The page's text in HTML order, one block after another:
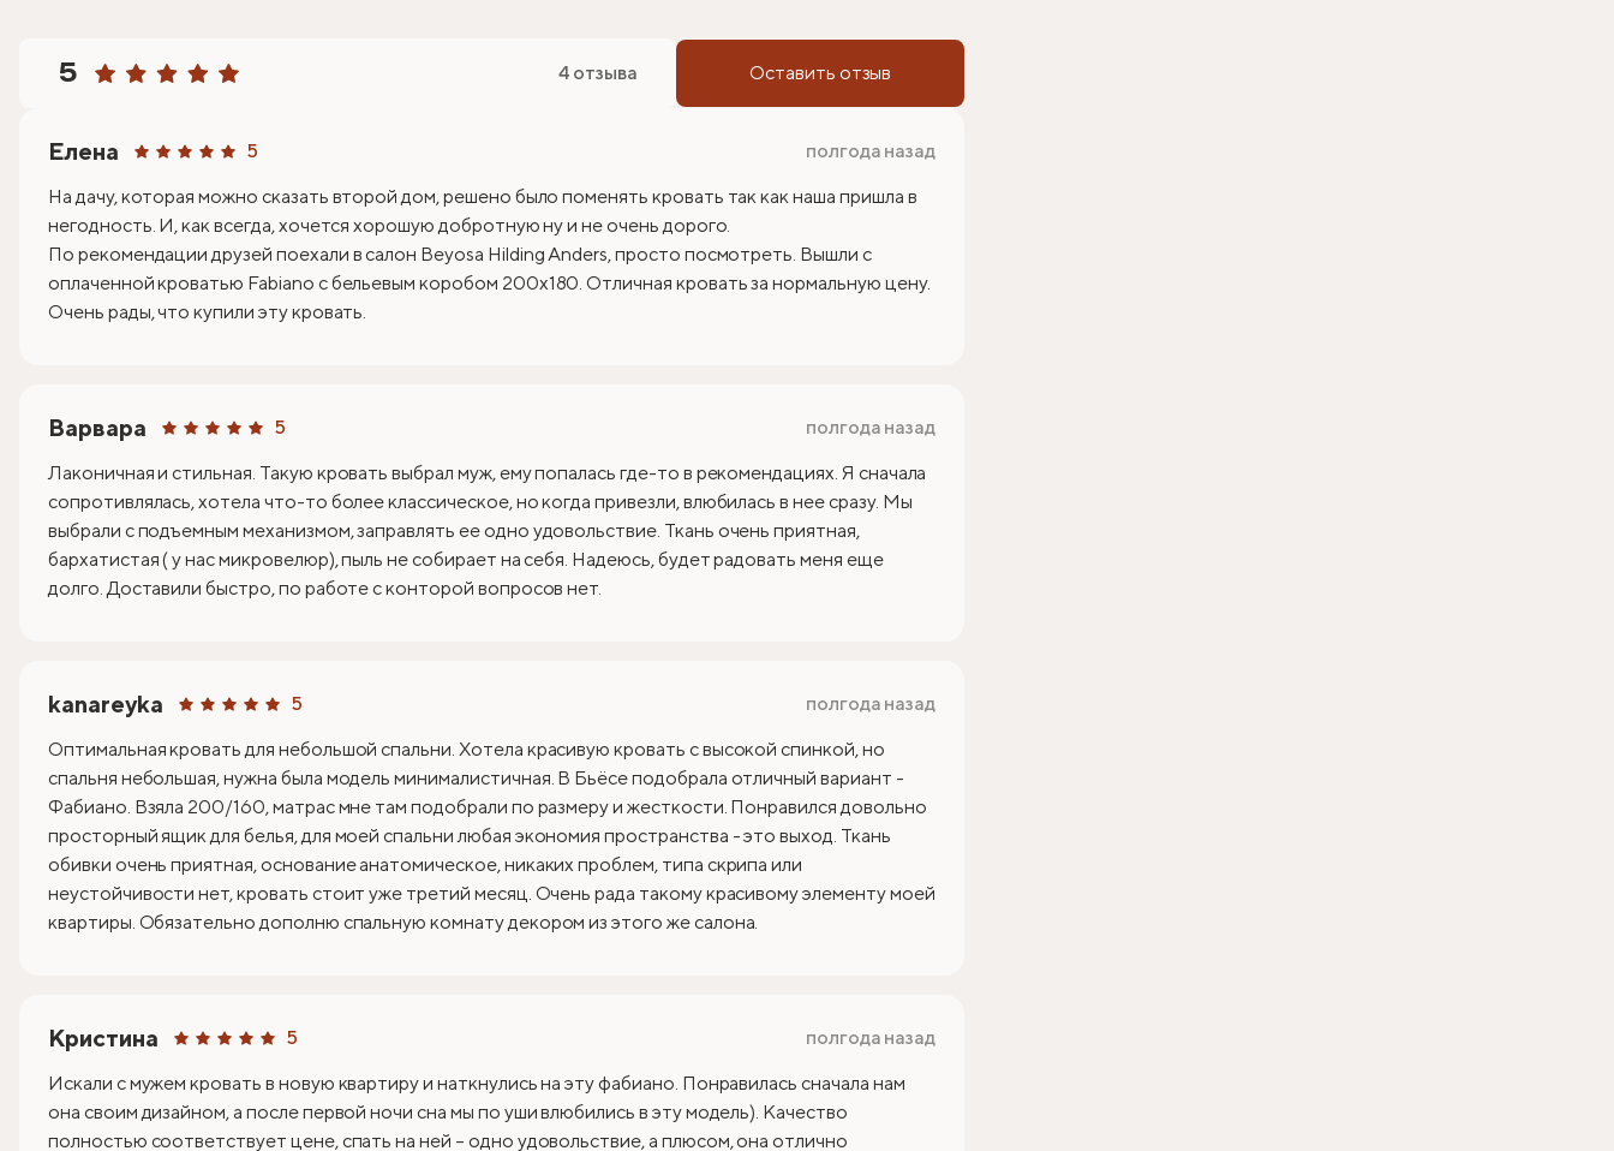
5 4 отзыва Оставить отзыв
Елена 5
полгода назад
На дачу, которая можно сказать второй дом, решено было поменять кровать так как наша пришла в
негодность. И, как всегда, хочется хорошую добротную ну и не очень дорого.
По рекомендации друзей поехали в салон Beyosa Hilding Anders, просто посмотреть. Вышли с
оплаченной кроватью Fabiano с бельевым коробом 200х180. Отличная кровать за нормальную цену.
Очень рады, что купили эту кровать.
Варвара 5
полгода назад
Лаконичная и стильная. Такую кровать выбрал муж, ему попалась где-то в рекомендациях. Я сначала
сопротивлялась, хотела что-то более классическое, но когда привезли, влюбилась в нее сразу. Мы
выбрали с подъемным механизмом, заправлять ее одно удовольствие. Ткань очень приятная,
бархатистая ( у нас микровелюр), пыль не собирает на себя. Надеюсь, будет радовать меня еще
долго. Доставили быстро, по работе с конторой вопросов нет.
kanareyka 5
полгода назад
Оптимальная кровать для небольшой спальни. Хотела красивую кровать с высокой спинкой, но
спальня небольшая, нужна была модель минималистичная. В Бьёсе подобрала отличный вариант -
Фабиано. Взяла 200/160, матрас мне там подобрали по размеру и жесткости. Понравился довольно
просторный ящик для белья, для моей спальни любая экономия пространства - это выход. Ткань
обивки очень приятная, основание анатомическое, никаких проблем, типа скрипа или
неустойчивости нет, кровать стоит уже третий месяц. Очень рада такому красивому элементу моей
квартиры. Обязательно дополню спальную комнату декором из этого же салона.
Кристина 5
полгода назад
Искали с мужем кровать в новую квартиру и наткнулись на эту фабиано. Понравилась сначала нам
она своим дизайном, а после первой ночи сна мы по уши влюбились в эту модель). Качество
полностью соответствует цене, спать на ней – одно удовольствие, а плюсом, она отлично